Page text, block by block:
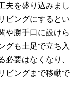
を盛り込みまし
ビングにすると
や勝手口に設け
グも土足で立ち
必要はなくなり
ビングまで移動